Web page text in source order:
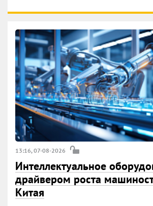
13:16, 07-08-2026
Интеллектуальное
драйвером роста
Китая